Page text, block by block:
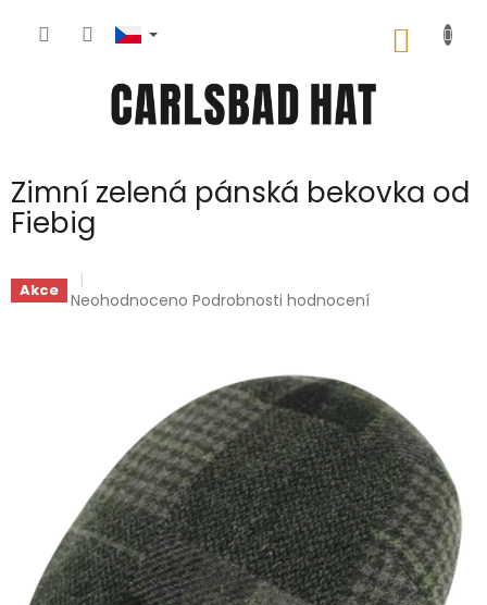
Zimní zelená pánská bekovka od
Fiebig
Akce Průměrné
hvězdiček.
Neohodnoceno Podrobnosti hodnocení